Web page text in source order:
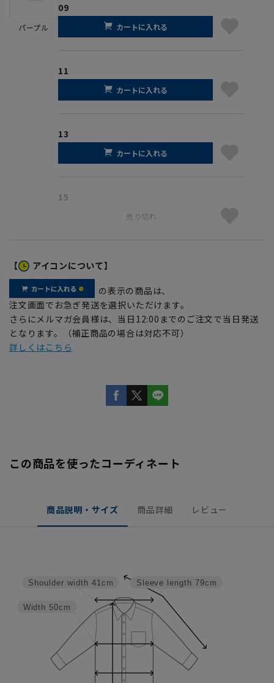
パープル
09
カートに入れる
11
カートに入れる
13
カートに入れる
15
売り切れ
【 アイコンについて】
の表示の商品は、
注文画面でお急ぎ発送を選択いただけます。
さらにメルマガ会員様は、当日12:00までのご注文で当日発送
となります。（補正商品の場合は対応不可）
詳しくはこちら
この商品を使ったコーディネート
商品説明・サイズ 商品詳細 レビュー
Sleeve length 79cm
Width 50cm
Shoulder width 41cm